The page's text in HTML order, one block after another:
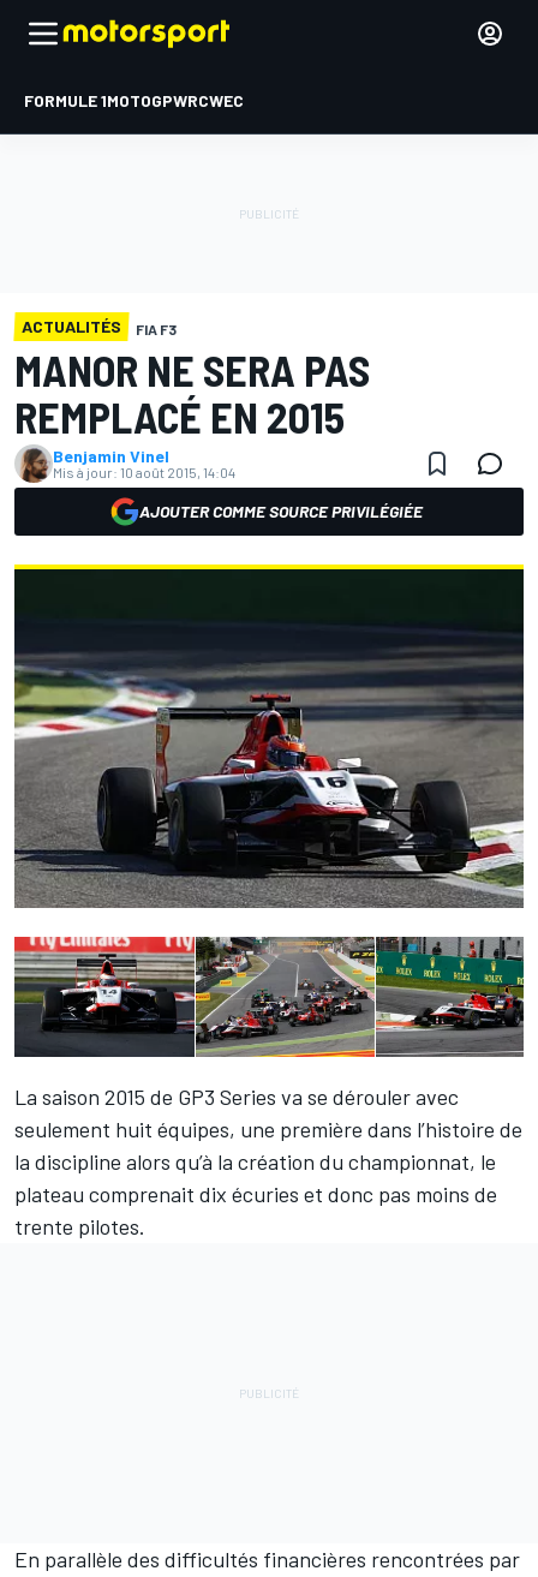
FORMULE 1MOTOGPWRCWEC
ACTUALITÉS FIA F3
MANOR NE SERA PAS
REMPLACÉ EN 2015
Benjamin Vinel
Mis à jour: 10 août 2015, 14:04
AJOUTER COMME SOURCE PRIVILÉGIÉE
La saison 2015 de GP3 Series va se dérouler avec
seulement huit équipes, une première dans l’histoire de
la discipline alors qu’à la création du championnat, le
plateau comprenait dix écuries et donc pas moins de
trente pilotes.
En parallèle des difficultés financières rencontrées par